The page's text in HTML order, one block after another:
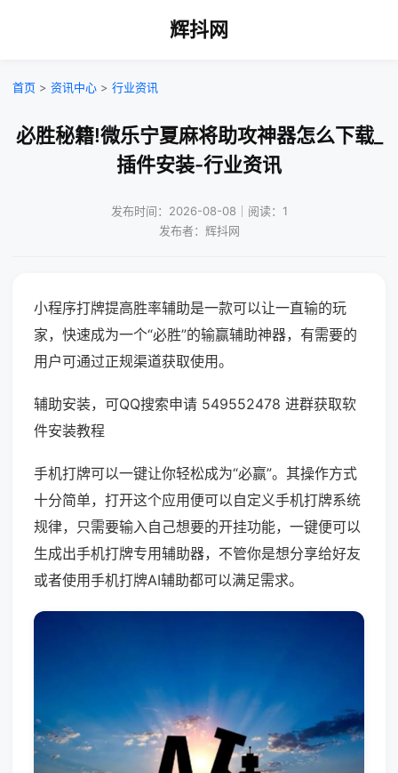
辉抖网
首页 > 资讯中心 > 行业资讯
必胜秘籍!微乐宁夏麻将助攻神器怎么下载_
插件安装-行业资讯
发布时间：2026-08-08｜阅读：1
发布者：辉抖网
小程序打牌提高胜率辅助是一款可以让一直输的玩
家，快速成为一个“必胜”的输赢辅助神器，有需要的
用户可通过正规渠道获取使用。
辅助安装，可QQ搜索申请 549552478 进群获取软
件安装教程
手机打牌可以一键让你轻松成为“必赢”。其操作方式
十分简单，打开这个应用便可以自定义手机打牌系统
规律，只需要输入自己想要的开挂功能，一键便可以
生成出手机打牌专用辅助器，不管你是想分享给好友
或者使用手机打牌AI辅助都可以满足需求。